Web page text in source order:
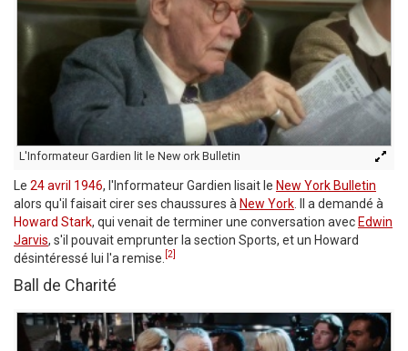
L'Informateur Gardien lit le New ork Bulletin
Le 24 avril 1946, l'Informateur Gardien lisait le New York Bulletin
alors qu'il faisait cirer ses chaussures à New York . Il a demandé à
Howard Stark, qui venait de terminer une conversation avecEdwin
Jarvis, s'il pouvait emprunter la section Sports, et un Howard
désintéressé lui l'a remise. [2]
Ball de Charité